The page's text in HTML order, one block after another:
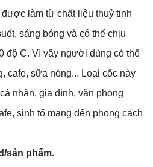
làm từ chất liệu thuỷ tinh
sáng bóng và có thể chịu
độ C. Vì vậy người dùng có thể
cafe, sữa nóng... Loại cốc này
nhân, gia đình, văn phòng
sinh tố mang đến phong cách
sản phẩm.